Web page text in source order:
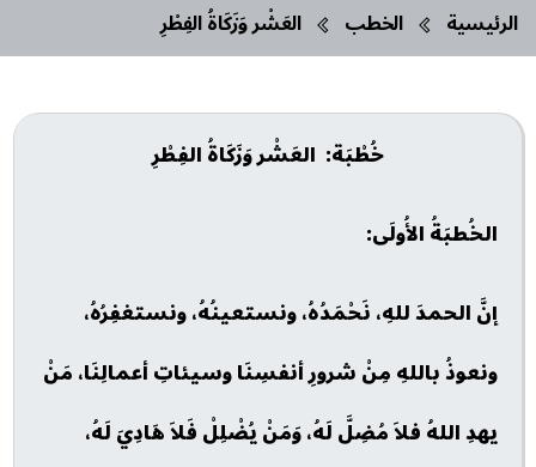
الرئيسية الخطب العَشْر وَزَكَاةُ الفِطْرِ
خُطْبَة: العَشْر وَزَكَاةُ الفِطْرِ
الخُطبَةُ الأُولَى:
إنَّ الحمدَ للهِ، نَحْمَدُهُ، ونستعينُهُ، ونستغفِرُهُ،
ونعوذُ باللهِ مِنْ شرورِ أنفسِنَا وسيئاتِ أعمالِنَا، مَنْ
يهدِ اللهُ فلاَ مُضِلَّ لَهُ، وَمَنْ يُضْلِلْ فَلاَ هَادِيَ لَهُ،